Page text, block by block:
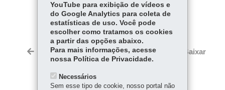
COMPARTILHE:
Facebook
Twitter
WhatsApp
Voltar Início Imprimir Baixar
YouTube para exibição de vídeos e
do Google Analytics para coleta de
estatísticas de uso. Você pode
escolher como tratamos os cookies
a partir das opções abaixo.
Para mais informações, acesse
nossa Política de Privacidade.
Necessários
Sem esse tipo de cookie, nosso portal não